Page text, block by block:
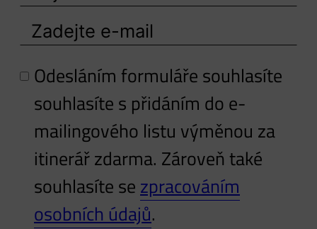
Odesláním formuláře souhlasíte
souhlasíte s přidáním do e-
mailingového listu výměnou za
itinerář zdarma. Zároveň také
souhlasíte se zpracováním
osobních údajů.